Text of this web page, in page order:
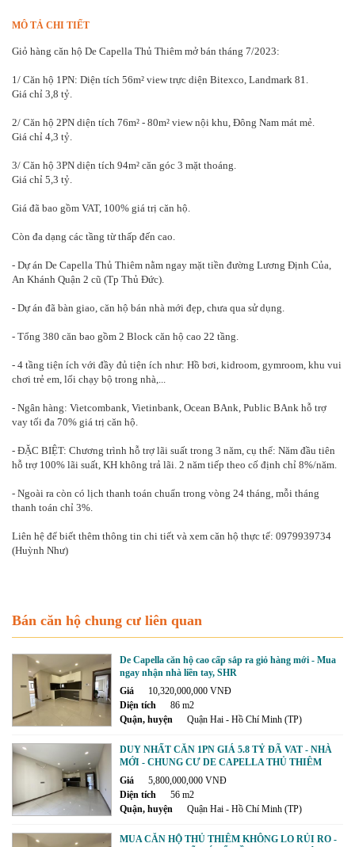
MÔ TẢ CHI TIẾT
Giỏ hàng căn hộ De Capella Thủ Thiêm mở bán tháng 7/2023:
1/ Căn hộ 1PN: Diện tích 56m² view trực diện Bitexco, Landmark 81.
Giá chỉ 3,8 tỷ.
2/ Căn hộ 2PN diện tích 76m² - 80m² view nội khu, Đông Nam mát mẻ.
Giá chỉ 4,3 tỷ.
3/ Căn hộ 3PN diện tích 94m² căn góc 3 mặt thoáng.
Giá chỉ 5,3 tỷ.
Giá đã bao gồm VAT, 100% giá trị căn hộ.
Còn đa dạng các tầng từ thấp đến cao.
- Dự án De Capella Thủ Thiêm nằm ngay mặt tiền đường Lương Định Của,
An Khánh Quận 2 cũ (Tp Thủ Đức).
- Dự án đã bàn giao, căn hộ bán nhà mới đẹp, chưa qua sử dụng.
- Tổng 380 căn bao gồm 2 Block căn hộ cao 22 tầng.
- 4 tầng tiện ích với đầy đủ tiện ích như: Hồ bơi, kidroom, gymroom, khu vui
chơi trẻ em, lối chạy bộ trong nhà,...
- Ngân hàng: Vietcombank, Vietinbank, Ocean BAnk, Public BAnk hỗ trợ
vay tối đa 70% giá trị căn hộ.
- ĐẶC BIỆT: Chương trình hỗ trợ lãi suất trong 3 năm, cụ thể: Năm đầu tiên
hỗ trợ 100% lãi suất, KH không trả lãi. 2 năm tiếp theo cố định chỉ 8%/năm.
- Ngoài ra còn có lịch thanh toán chuẩn trong vòng 24 tháng, mỗi tháng
thanh toán chỉ 3%.
Liên hệ để biết thêm thông tin chi tiết và xem căn hộ thực tế: 0979939734
(Huỳnh Như)
Bán căn hộ chung cư liên quan
De Capella căn hộ cao cấp sắp ra giỏ hàng mới - Mua
ngay nhận nhà liền tay, SHR
Giá
10,320,000,000 VNĐ
Diện tích
86 m2
Quận, huyện
Quận Hai - Hồ Chí Minh (TP)
DUY NHẤT CĂN 1PN GIÁ 5.8 TỶ ĐÃ VAT - NHÀ
MỚI - CHUNG CƯ DE CAPELLA THỦ THIÊM
Giá
5,800,000,000 VNĐ
Diện tích
56 m2
Quận, huyện
Quận Hai - Hồ Chí Minh (TP)
MUA CĂN HỘ THỦ THIÊM KHÔNG LO RỦI RO -